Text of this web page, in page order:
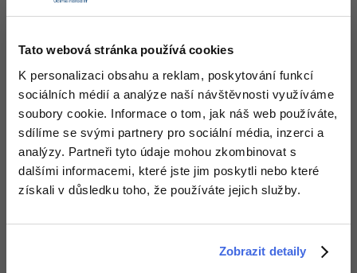
Tato webová stránka používá cookies
K personalizaci obsahu a reklam, poskytování funkcí
sociálních médií a analýze naší návštěvnosti využíváme
soubory cookie. Informace o tom, jak náš web používáte,
sdílíme se svými partnery pro sociální média, inzerci a
analýzy. Partneři tyto údaje mohou zkombinovat s
dalšími informacemi, které jste jim poskytli nebo které
získali v důsledku toho, že používáte jejich služby.
Zobrazit detaily
SEO specialista
Fórum
Kurzy e-commerce
Testování softwaru
Kurzy designu
Příběhy absolventů
Děkuju, nakonec se mi povedlo stáhnout funkční installer s